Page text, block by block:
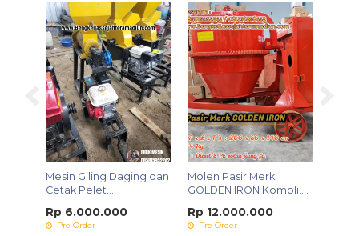
Mesin Giling Daging dan
Cetak Pelet....
Rp 6.000.000
Pre Order
Molen Pasir Merk
GOLDEN IRON Kompli....
Rp 12.000.000
Pre Order